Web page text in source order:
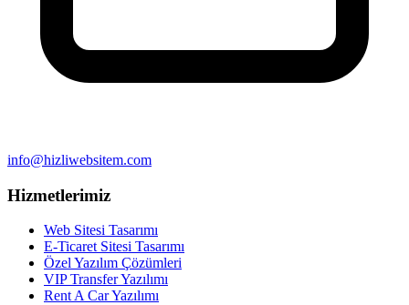
info@hizliwebsitem.com
Hizmetlerimiz
Web Sitesi Tasarımı
E-Ticaret Sitesi Tasarımı
Özel Yazılım Çözümleri
VIP Transfer Yazılımı
Rent A Car Yazılımı